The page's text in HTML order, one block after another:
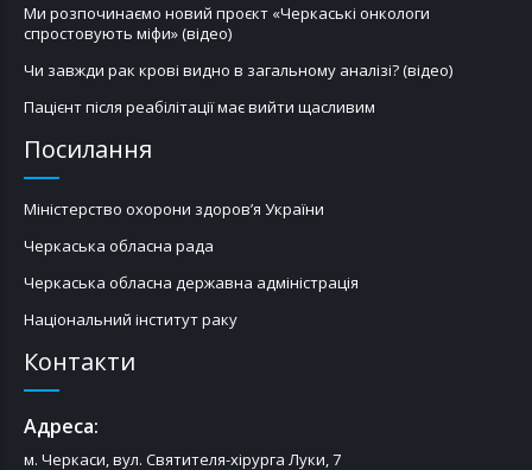
Ми розпочинаємо новий проєкт «Черкаські онкологи
спростовують міфи» (відео)
Чи завжди рак крові видно в загальному аналізі? (відео)
Пацієнт після реабілітації має вийти щасливим
Посилання
Міністерство охорони здоров’я України
Черкаська обласна рада
Черкаська обласна державна адміністрація
Національний інститут раку
Контакти
Адреса:
м. Черкаси, вул. Святителя-хірурга Луки, 7